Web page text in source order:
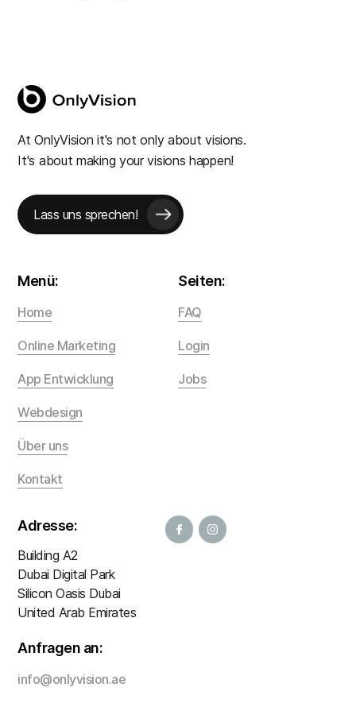
At OnlyVision it's not only about visions.
It's about making your visions happen!
Lass uns sprechen!
Menü:
Home
Online Marketing
App Entwicklung
Webdesign
Über uns
Kontakt
Seiten:
FAQ
Login
Jobs
Adresse:
Building A2
Dubai Digital Park
Silicon Oasis Dubai
United Arab Emirates
Anfragen an:
info@onlyvision.ae